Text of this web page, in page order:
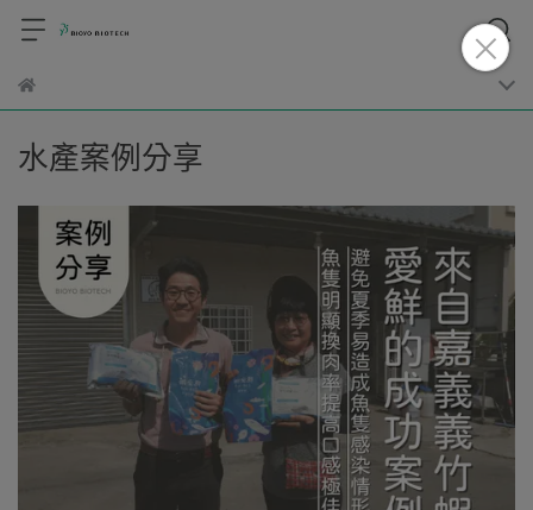
水產案例分享